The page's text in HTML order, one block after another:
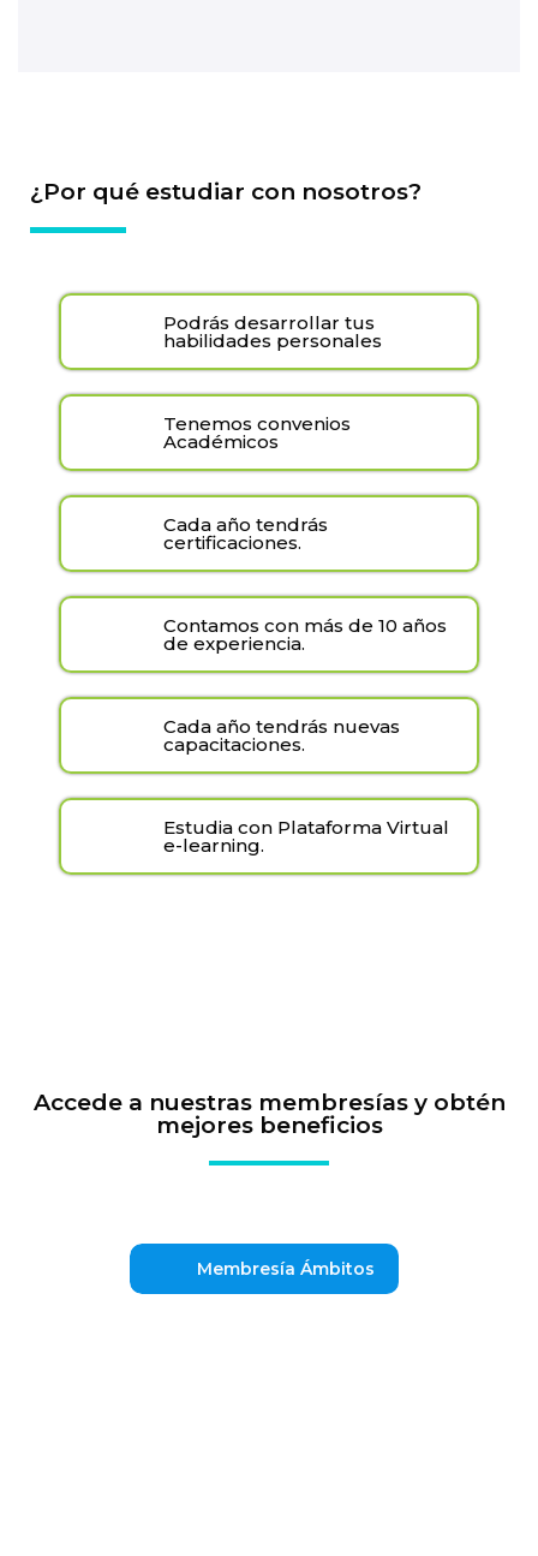
¿Por qué estudiar con nosotros?
Podrás desarrollar tus
habilidades personales
Tenemos convenios
Académicos
Cada año tendrás
certificaciones.
Contamos con más de 10 años
de experiencia.
Cada año tendrás nuevas
capacitaciones.
Estudia con Plataforma Virtual
e-learning.
Accede a nuestras membresías y obtén
mejores beneficios
Membresía Ámbitos